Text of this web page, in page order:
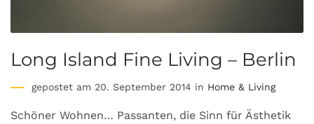
Long Island Fine Living – Berlin
gepostet am 20. September 2014 in Home & Living
Schöner Wohnen… Passanten, die Sinn für Ästhetik